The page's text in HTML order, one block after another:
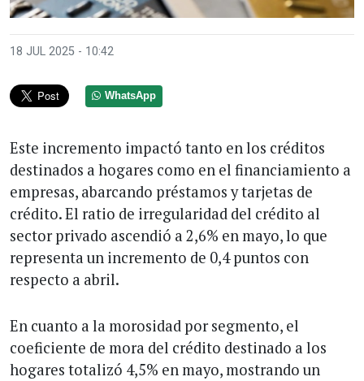
18 JUL 2025 - 10:42
WhatsApp
Este incremento impactó tanto en los créditos
destinados a hogares como en el financiamiento a
empresas, abarcando préstamos y tarjetas de
crédito. El ratio de irregularidad del crédito al
sector privado ascendió a 2,6% en mayo, lo que
representa un incremento de 0,4 puntos con
respecto a abril.
En cuanto a la morosidad por segmento, el
coeficiente de mora del crédito destinado a los
hogares totalizó 4,5% en mayo, mostrando un